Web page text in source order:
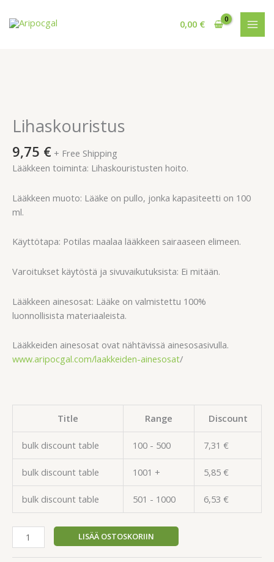
sisältöön
0,00 €
Lihaskouristus
9,75 € + Free Shipping
Lääkkeen toiminta: Lihaskouristusten hoito.
Lääkkeen muoto: Lääke on pullo, jonka kapasiteetti on 100
ml.
Käyttötapa: Potilas maalaa lääkkeen sairaaseen elimeen.
Varoitukset käytöstä ja sivuvaikutuksista: Ei mitään.
Lääkkeen ainesosat: Lääke on valmistettu 100%
luonnollisista materiaaleista.
Lääkkeiden ainesosat ovat nähtävissä ainesosasivulla.
www.aripocgal.com/laakkeiden-ainesosat/
Title Range Discount
bulk discount table 100 - 500 7,31 €
bulk discount table 1001 + 5,85 €
bulk discount table 501 - 1000 6,53 €
LISÄÄ OSTOSKORIIN